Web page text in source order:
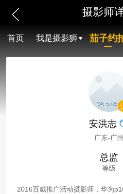
摄影师
首页 我是摄影狮 茄子约
安洪志
广东-广州
总监
等级
2016百威推广活动摄影师，华为